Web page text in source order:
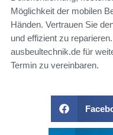
Möglichkeit der mobilen
Händen. Vertrauen Sie
und effizient zu
ausbeultechnik.de für
Termin zu vereinbaren.